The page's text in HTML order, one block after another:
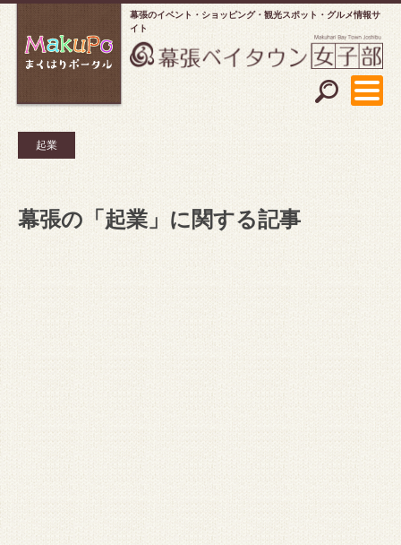
幕張のイベント・ショッピング
観光スポット・グルメ情報サ
イト
起業
幕張の「起業」に関する記事